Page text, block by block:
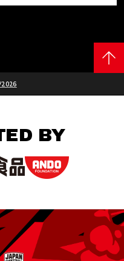
2026
BY